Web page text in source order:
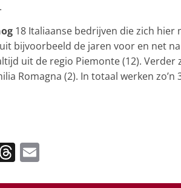
18 Italiaanse bedrijven die zich hier
bijvoorbeeld de jaren voor en net
uit de regio Piemonte (12).
Romagna (2). In totaal werken
T